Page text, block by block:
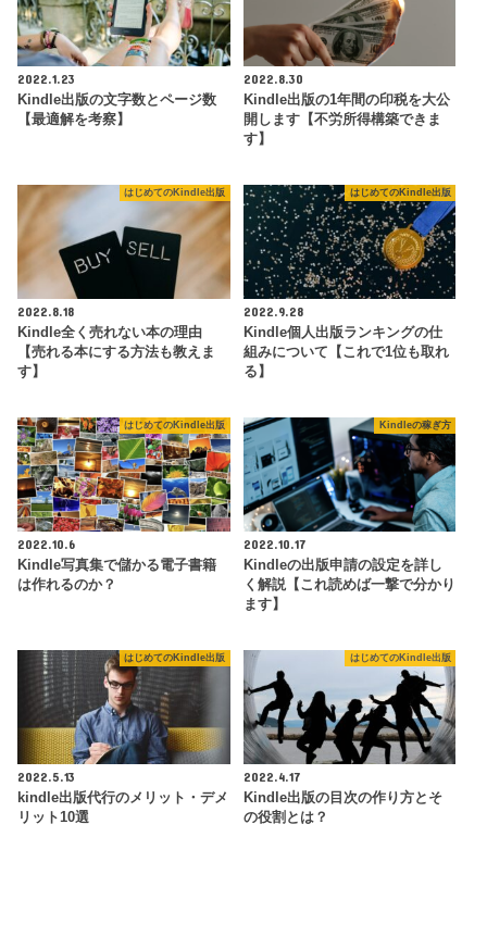
2022.1.23
Kindle出版の文字数とページ数
【最適解を考察】
2022.8.30
Kindle出版の1年間の印税を大公
開します【不労所得構築できま
す】
はじめてのKindle出版
2022.8.18
Kindle全く売れない本の理由
【売れる本にする方法も教えま
す】
はじめてのKindle出版
2022.9.28
Kindle個人出版ランキングの仕
組みについて【これで1位も取れ
る】
はじめてのKindle出版
2022.10.6
Kindle写真集で儲かる電子書籍
は作れるのか？
Kindleの稼ぎ方
2022.10.17
Kindleの出版申請の設定を詳し
く解説【これ読めば一撃で分かり
ます】
はじめてのKindle出版
2022.5.13
kindle出版代行のメリット・デメ
リット10選
はじめてのKindle出版
2022.4.17
Kindle出版の目次の作り方とそ
の役割とは？